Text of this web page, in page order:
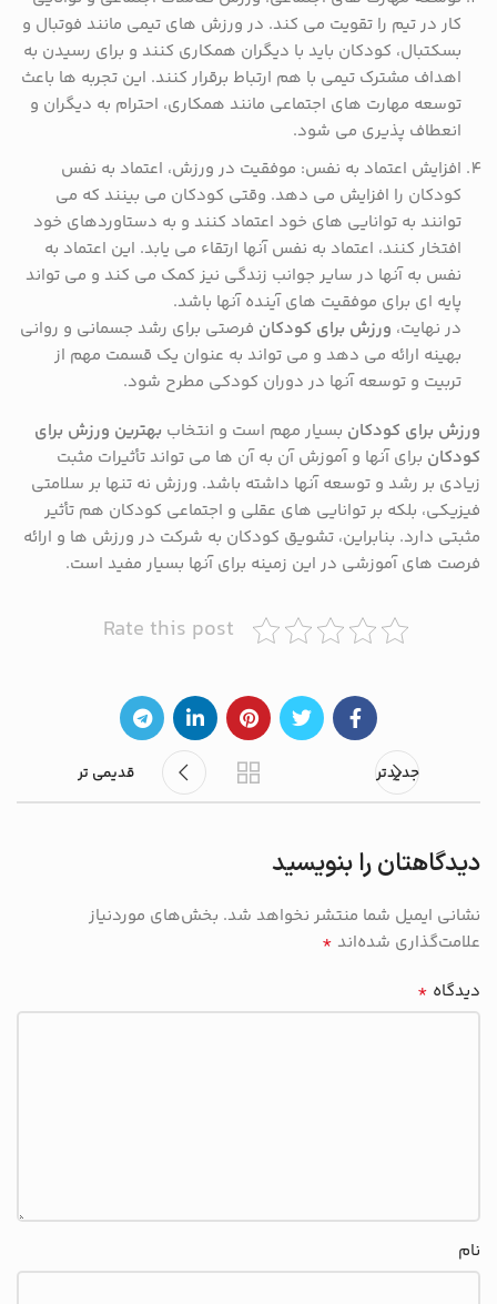
کار در تیم را تقویت می کند. در ورزش های تیمی مانند فوتبال و
بسکتبال، کودکان باید با دیگران همکاری کنند و برای رسیدن به
اهداف مشترک تیمی با هم ارتباط برقرار کنند. این تجربه ها باعث
توسعه مهارت های اجتماعی مانند همکاری، احترام به دیگران و
انعطاف پذیری می شود.
افزایش اعتماد به نفس: موفقیت در ورزش، اعتماد به نفس
کودکان را افزایش می دهد. وقتی کودکان می بینند که می
توانند به توانایی های خود اعتماد کنند و به دستاوردهای خود
افتخار کنند، اعتماد به نفس آنها ارتقاء می یابد. این اعتماد به
نفس به آنها در سایر جوانب زندگی نیز کمک می کند و می تواند
پایه ای برای موفقیت های آینده آنها باشد.
در نهایت، ورزش برای کودکان فرصتی برای رشد جسمانی و روانی
بهینه ارائه می دهد و می تواند به عنوان یک قسمت مهم از
تربیت و توسعه آنها در دوران کودکی مطرح شود.
ورزش برای کودکان بسیار مهم است و انتخاب بهترین ورزش برای
کودکان برای آنها و آموزش آن به آن ها می تواند تأثیرات مثبت
زیادی بر رشد و توسعه آنها داشته باشد. ورزش نه تنها بر سلامتی
فیزیکی، بلکه بر توانایی های عقلی و اجتماعی کودکان هم تأثیر
مثبتی دارد. بنابراین، تشویق کودکان به شرکت در ورزش ها و ارائه
فرصت های آموزشی در این زمینه برای آنها بسیار مفید است.
Rate this post
جدیدتر قدیمی تر
دیدگاهتان را بنویسید
نشانی ایمیل شما منتشر نخواهد شد. بخش‌های موردنیاز
علامت‌گذاری شده‌اند *
دیدگاه *
نام